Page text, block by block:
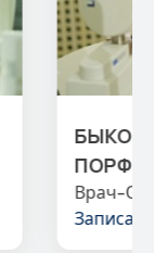
Врач-